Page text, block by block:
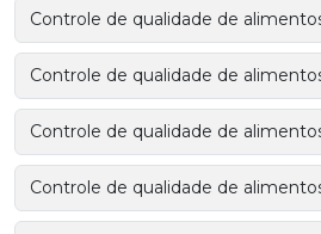
Controle de qualidade de
Controle de qualidade de
Controle de qualidade de
Controle de qualidade de